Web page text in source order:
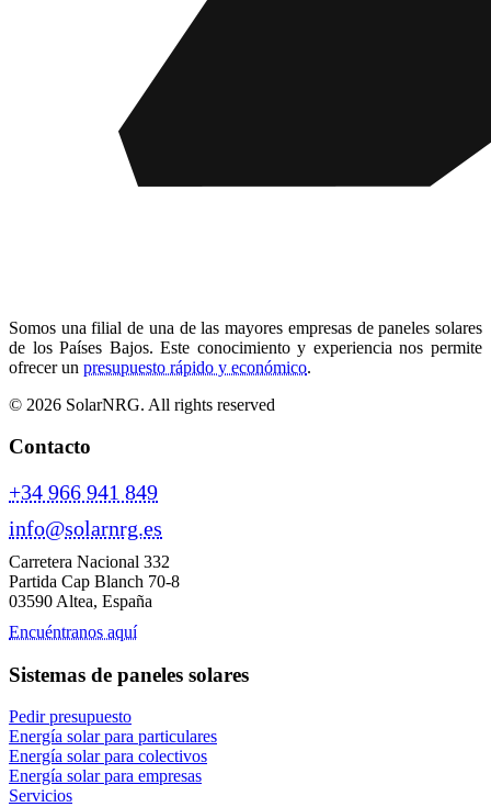
Somos una filial de una de las mayores empresas de paneles solares
de los Países Bajos. Este conocimiento y experiencia nos permite
ofrecer un presupuesto rápido y económico.
© 2026 SolarNRG. All rights reserved
Contacto
+34 966 941 849
info@solarnrg.es
Carretera Nacional 332
Partida Cap Blanch 70-8
03590 Altea, España
Encuéntranos aquí
Sistemas de paneles solares
Pedir presupuesto
Energía solar para particulares
Energía solar para colectivos
Energía solar para empresas
Servicios